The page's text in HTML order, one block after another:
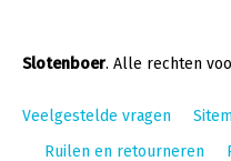
Slotenboer. Alle rechten
Veelgestelde vragen
Ruilen en retourneren